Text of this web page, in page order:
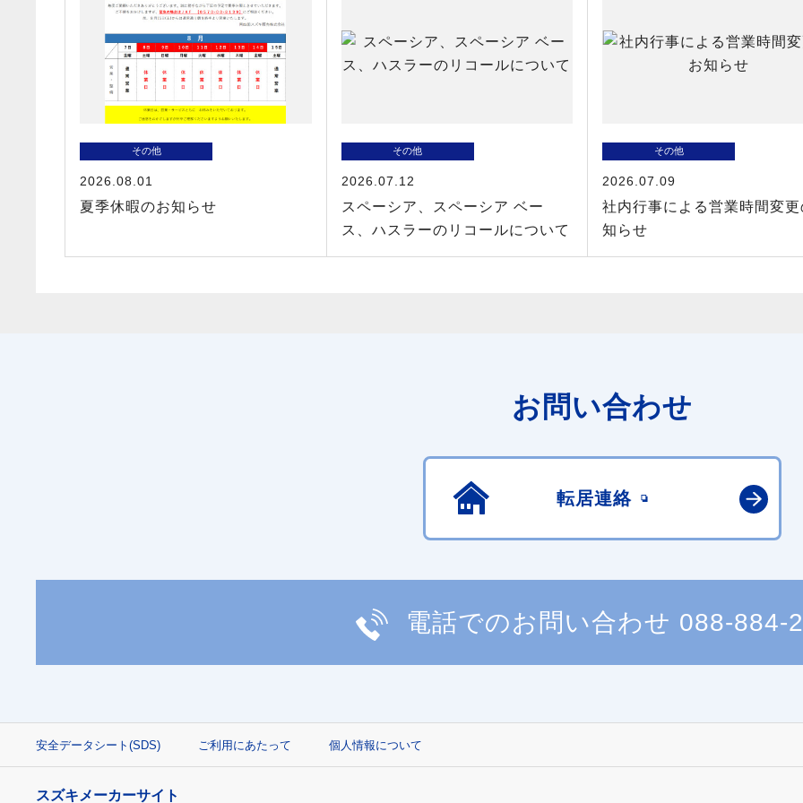
その他
2026.08.01
夏季休暇のお知らせ
その他
2026.07.12
スペーシア、スペーシア ベー
ス、ハスラーのリコールについて
その他
2026.07.09
社内行事による営業時間変
知らせ
お問い合わせ
転居連絡
電話でのお問い合わせ 088-884-
安全データシート(SDS) ご利用にあたって 個人情報について
スズキメーカーサイト